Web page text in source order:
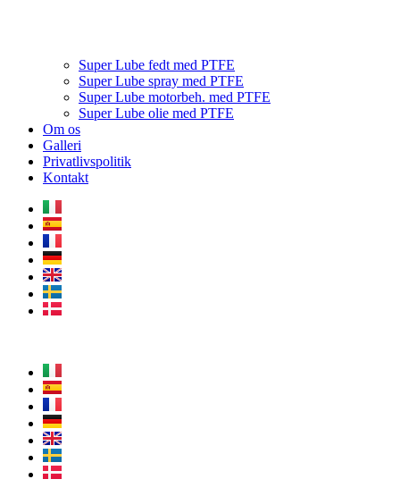
Super Lube fedt med PTFE
Super Lube spray med PTFE
Super Lube motorbeh. med PTFE
Super Lube olie med PTFE
Om os
Galleri
Privatlivspolitik
Kontakt